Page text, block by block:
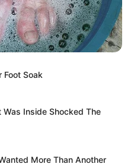
Soak
Was Inside Shocked The
More Than Another